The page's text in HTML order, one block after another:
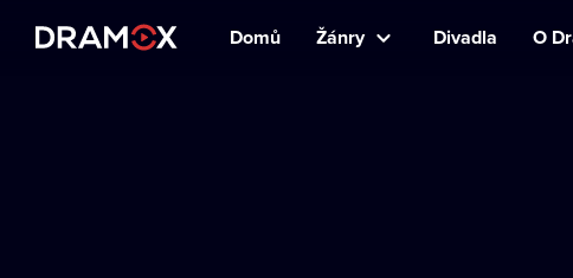
Domů Žánry Divadla O